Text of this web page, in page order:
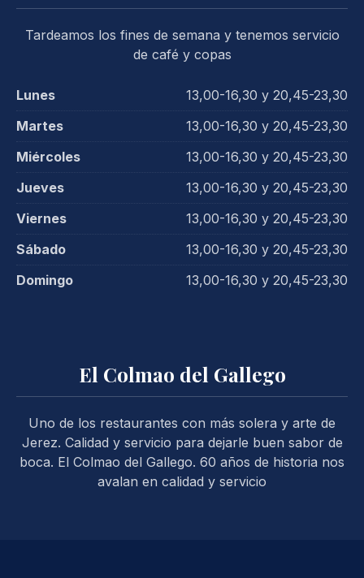
Tardeamos los fines de semana y tenemos servicio
de café y copas
Lunes
13,00-16,30 y 20,45-23,30
Martes
13,00-16,30 y 20,45-23,30
Miércoles
13,00-16,30 y 20,45-23,30
Jueves
13,00-16,30 y 20,45-23,30
Viernes
13,00-16,30 y 20,45-23,30
Sábado
13,00-16,30 y 20,45-23,30
Domingo
13,00-16,30 y 20,45-23,30
El Colmao del Gallego
Uno de los restaurantes con más solera y arte de
Jerez. Calidad y servicio para dejarle buen sabor de
boca. El Colmao del Gallego. 60 años de historia nos
avalan en calidad y servicio